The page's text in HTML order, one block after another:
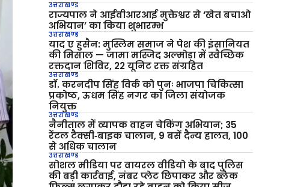
उत्तराखण्ड
राज्यपाल ने आईवीआरआई मुक्तेश्वर से ‘खेत बचाओ
अभियान’ का किया शुभारम्भ
उत्तराखण्ड
याद ए हुसैन: मुस्लिम समाज ने पेश की इंसानियत
की मिसाल — जामा मस्जिद अल्मोड़ा में स्वैच्छिक
रक्तदान शिविर, 22 यूनिट रक्त संग्रहित
उत्तराखण्ड
डॉ. करनदीप सिंह विर्क को पुनः भाजपा चिकित्सा
प्रकोष्ठ, ऊधम सिंह नगर का जिला संयोजक
नियुक्त
उत्तराखण्ड
नैनीताल में व्यापक वाहन चेकिंग अभियान; 35
रेंटल टैक्सी‑बाइक चालान, 9 बसें दैन्य हालत, 100
से अधिक चालान
उत्तराखण्ड
सोशल मीडिया पर वायरल वीडियो के बाद पुलिस
की बड़ी कार्रवाई, नंबर प्लेट छिपाकर और ब्लैक